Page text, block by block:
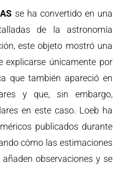
se ha convertido en una
de la astronomía
este objeto mostró una
explicarse únicamente por
que también apareció en
y que, sin embargo,
en este caso. Loeb ha
publicados durante
cómo las estimaciones
observaciones y se